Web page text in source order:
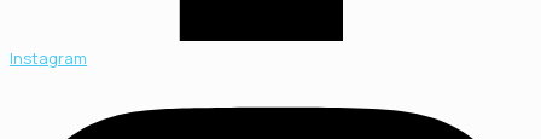
Instagram